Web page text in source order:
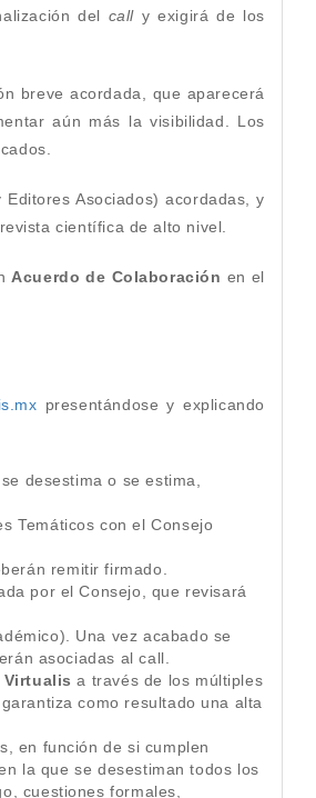
del call y exigirá de los
breve acordada, que aparecerá
aún más la visibilidad. Los
Asociados) acordadas, y
científica de alto nivel.
Acuerdo de Colaboración en el
presentándose y explicando
desestima o se estima,
Temáticos con el Consejo
remitir firmado.
por el Consejo, que revisará
Una vez acabado se
asociadas al call.
Virtualis a través de los múltiples
como resultado una alta
en función de si cumplen
la que se desestiman todos los
cuestiones formales,